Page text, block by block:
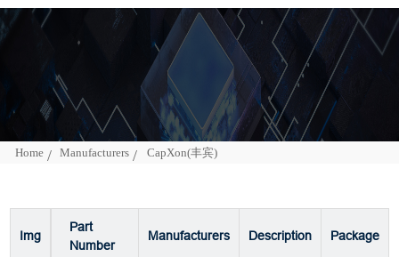
Home Manufacturers CapXon(丰宾)
Img
Part
Number
Manufacturers Description Package